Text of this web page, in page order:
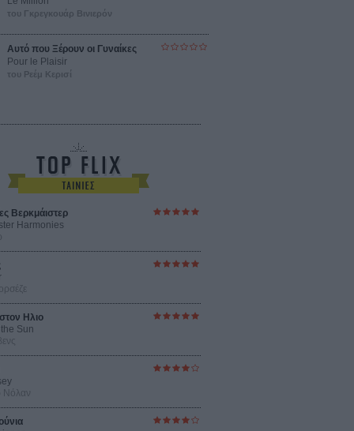
του Γκρεγκουάρ Βινιερόν
Αυτό που Ξέρουν οι Γυναίκες
Pour le Plaisir
του Ρεέμ Κερισί
Βερκμάιστερ
Harmonies
Ηλιο
Sun